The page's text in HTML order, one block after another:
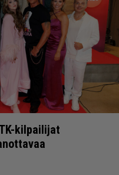
kilpailijat